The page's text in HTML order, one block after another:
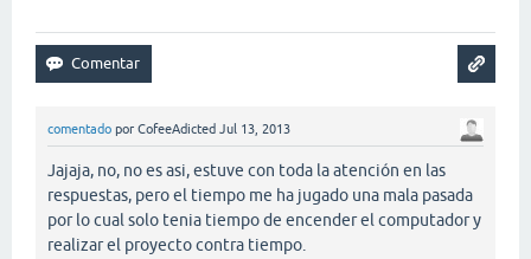
comentado por CofeeAdicted Jul 13, 2013
Jajaja, no, no es asi, estuve con toda la atención en las
respuestas, pero el tiempo me ha jugado una mala pasada
por lo cual solo tenia tiempo de encender el computador y
realizar el proyecto contra tiempo.